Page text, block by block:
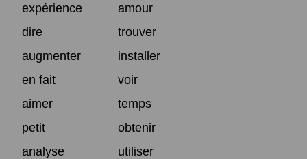
expérience
amour
dire
trouver
augmenter
installer
en fait
voir
aimer
temps
petit
obtenir
analyse
utiliser